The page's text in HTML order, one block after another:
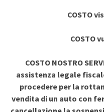
COSTO
COSTO
COSTO NOSTRO
assistenza legale
procedere per la
vendita di un auto con